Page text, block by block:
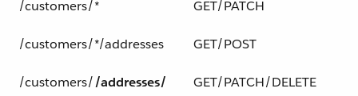
/customers/* GET/PATCH
/customers/*/addresses GET/POST
/customers/​/addresses/ GET/PATCH/DELETE